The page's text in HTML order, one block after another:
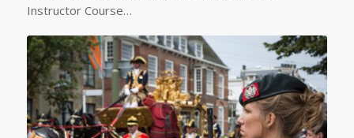
Instructor Course…